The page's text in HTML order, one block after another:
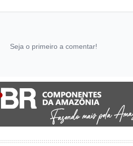
Seja o primeiro a comentar!